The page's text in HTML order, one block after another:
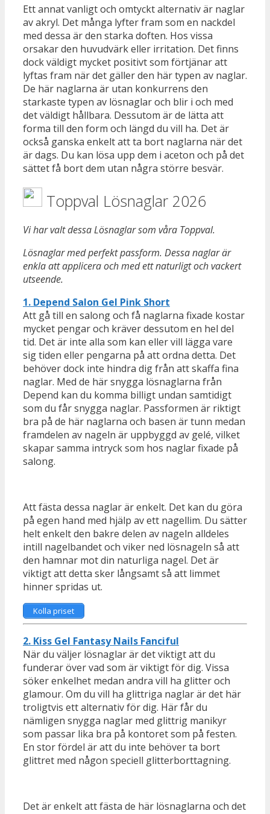
Ett annat vanligt och omtyckt alternativ är naglar
av akryl. Det många lyfter fram som en nackdel
med dessa är den starka doften. Hos vissa
orsakar den huvudvärk eller irritation. Det finns
dock väldigt mycket positivt som förtjänar att
lyftas fram när det gäller den här typen av naglar.
De här naglarna är utan konkurrens den
starkaste typen av lösnaglar och blir i och med
det väldigt hållbara. Dessutom är de lätta att
forma till den form och längd du vill ha. Det är
också ganska enkelt att ta bort naglarna när det
är dags. Du kan lösa upp dem i aceton och på det
sättet få bort dem utan några större besvär.
Toppval Lösnaglar 2026
Vi har valt dessa Lösnaglar som våra Toppval.
Lösnaglar med perfekt passform. Dessa naglar är
enkla att applicera och med ett naturligt och vackert
utseende.
1. Depend Salon Gel Pink Short
Att gå till en salong och få naglarna fixade kostar
mycket pengar och kräver dessutom en hel del
tid. Det är inte alla som kan eller vill lägga vare
sig tiden eller pengarna på att ordna detta. Det
behöver dock inte hindra dig från att skaffa fina
naglar. Med de här snygga lösnaglarna från
Depend kan du komma billigt undan samtidigt
som du får snygga naglar. Passformen är riktigt
bra på de här naglarna och basen är tunn medan
framdelen av nageln är uppbyggd av gelé, vilket
skapar samma intryck som hos naglar fixade på
salong.
Att fästa dessa naglar är enkelt. Det kan du göra
på egen hand med hjälp av ett nagellim. Du sätter
helt enkelt den bakre delen av nageln alldeles
intill nagelbandet och viker ned lösnageln så att
den hamnar mot din naturliga nagel. Det är
viktigt att detta sker långsamt så att limmet
hinner spridas ut.
Kolla priset
2. Kiss Gel Fantasy Nails Fanciful
När du väljer lösnaglar är det viktigt att du
funderar över vad som är viktigt för dig. Vissa
söker enkelhet medan andra vill ha glitter och
glamour. Om du vill ha glittriga naglar är det här
troligtvis ett alternativ för dig. Här får du
nämligen snygga naglar med glittrig manikyr
som passar lika bra på kontoret som på festen.
En stor fördel är att du inte behöver ta bort
glittret med någon speciell glitterborttagning.
Det är enkelt att fästa de här lösnaglarna och det